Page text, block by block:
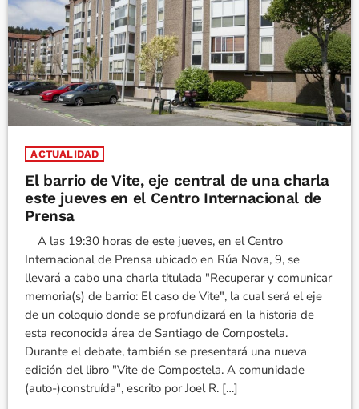
ACTUALIDAD
El barrio de Vite, eje central de una charla
este jueves en el Centro Internacional de
Prensa
A las 19:30 horas de este jueves, en el Centro
Internacional de Prensa ubicado en Rúa Nova, 9, se
llevará a cabo una charla titulada "Recuperar y comunicar
memoria(s) de barrio: El caso de Vite", la cual será el eje
de un coloquio donde se profundizará en la historia de
esta reconocida área de Santiago de Compostela.
Durante el debate, también se presentará una nueva
edición del libro "Vite de Compostela. A comunidade
(auto-)construída", escrito por Joel R. […]